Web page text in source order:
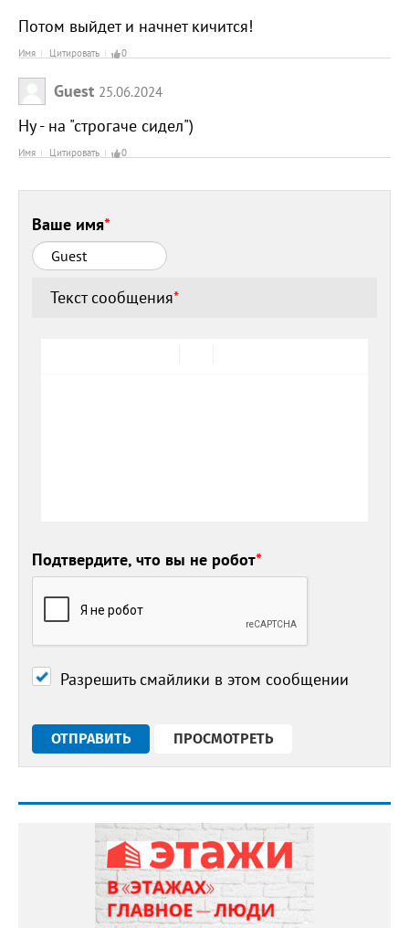
Потом выйдет и начнет кичится!
Имя Цитировать 0
Guest 25.06.2024
Ну - на "строгаче сидел")
Имя Цитировать 0
Ваше имя*
Текст сообщения*
Подтвердите, что вы не робот*
Разрешить смайлики в этом сообщении